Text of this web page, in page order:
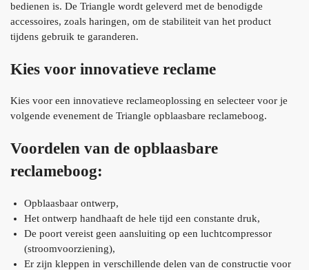
bedienen is. De Triangle wordt geleverd met de benodigde
accessoires, zoals haringen, om de stabiliteit van het product
tijdens gebruik te garanderen.
Kies voor innovatieve reclame
Kies voor een innovatieve reclameoplossing en selecteer voor je
volgende evenement de Triangle opblaasbare reclameboog.
Voordelen van de opblaasbare
reclameboog:
Opblaasbaar ontwerp,
Het ontwerp handhaaft de hele tijd een constante druk,
De poort vereist geen aansluiting op een luchtcompressor
(stroomvoorziening),
Er zijn kleppen in verschillende delen van de constructie voor